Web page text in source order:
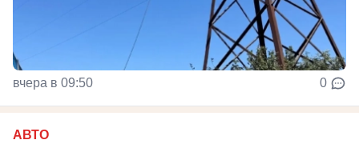
вчера в 09:50 0
АВТО